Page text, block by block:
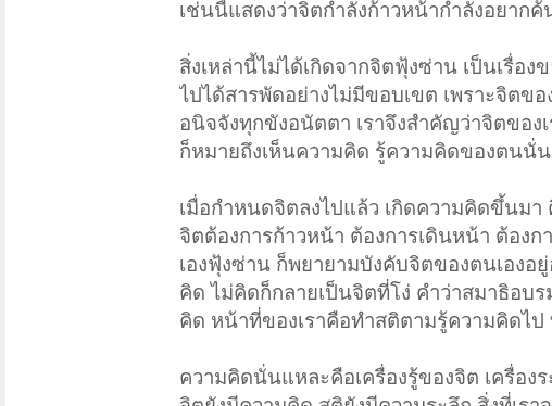
เช่นนี้แสดงว่าจิตกำลังก้าวหน้ากำลังอยาก
สิ่งเหล่านี้ไม่ได้เกิดจากจิตฟุ้งซ่าน เป็นเรื่อ
ไปได้สารพัดอย่างไม่มีขอบเขต เพราะจิตข
อนิจจังทุกขังอนัตตา เราจึงสำคัญว่าจิตขอ
ก็หมายถึงเห็นความคิด รู้ความคิดของตนนั่
เมื่อกำหนดจิตลงไปแล้ว เกิดความคิดขึ้นม
จิตต้องการก้าวหน้า ต้องการเดินหน้า ต้อง
เองฟุ้งซ่าน ก็พยายามบังคับจิตของตนเอง
คิด ไม่คิดก็กลายเป็นจิตที่โง่ คำว่าสมาธิอบ
คิด หน้าที่ของเราคือทำสติตามรู้ความคิดไป
ความคิดนั่นแหละคือเครื่องรู้ของจิต เครื่อ